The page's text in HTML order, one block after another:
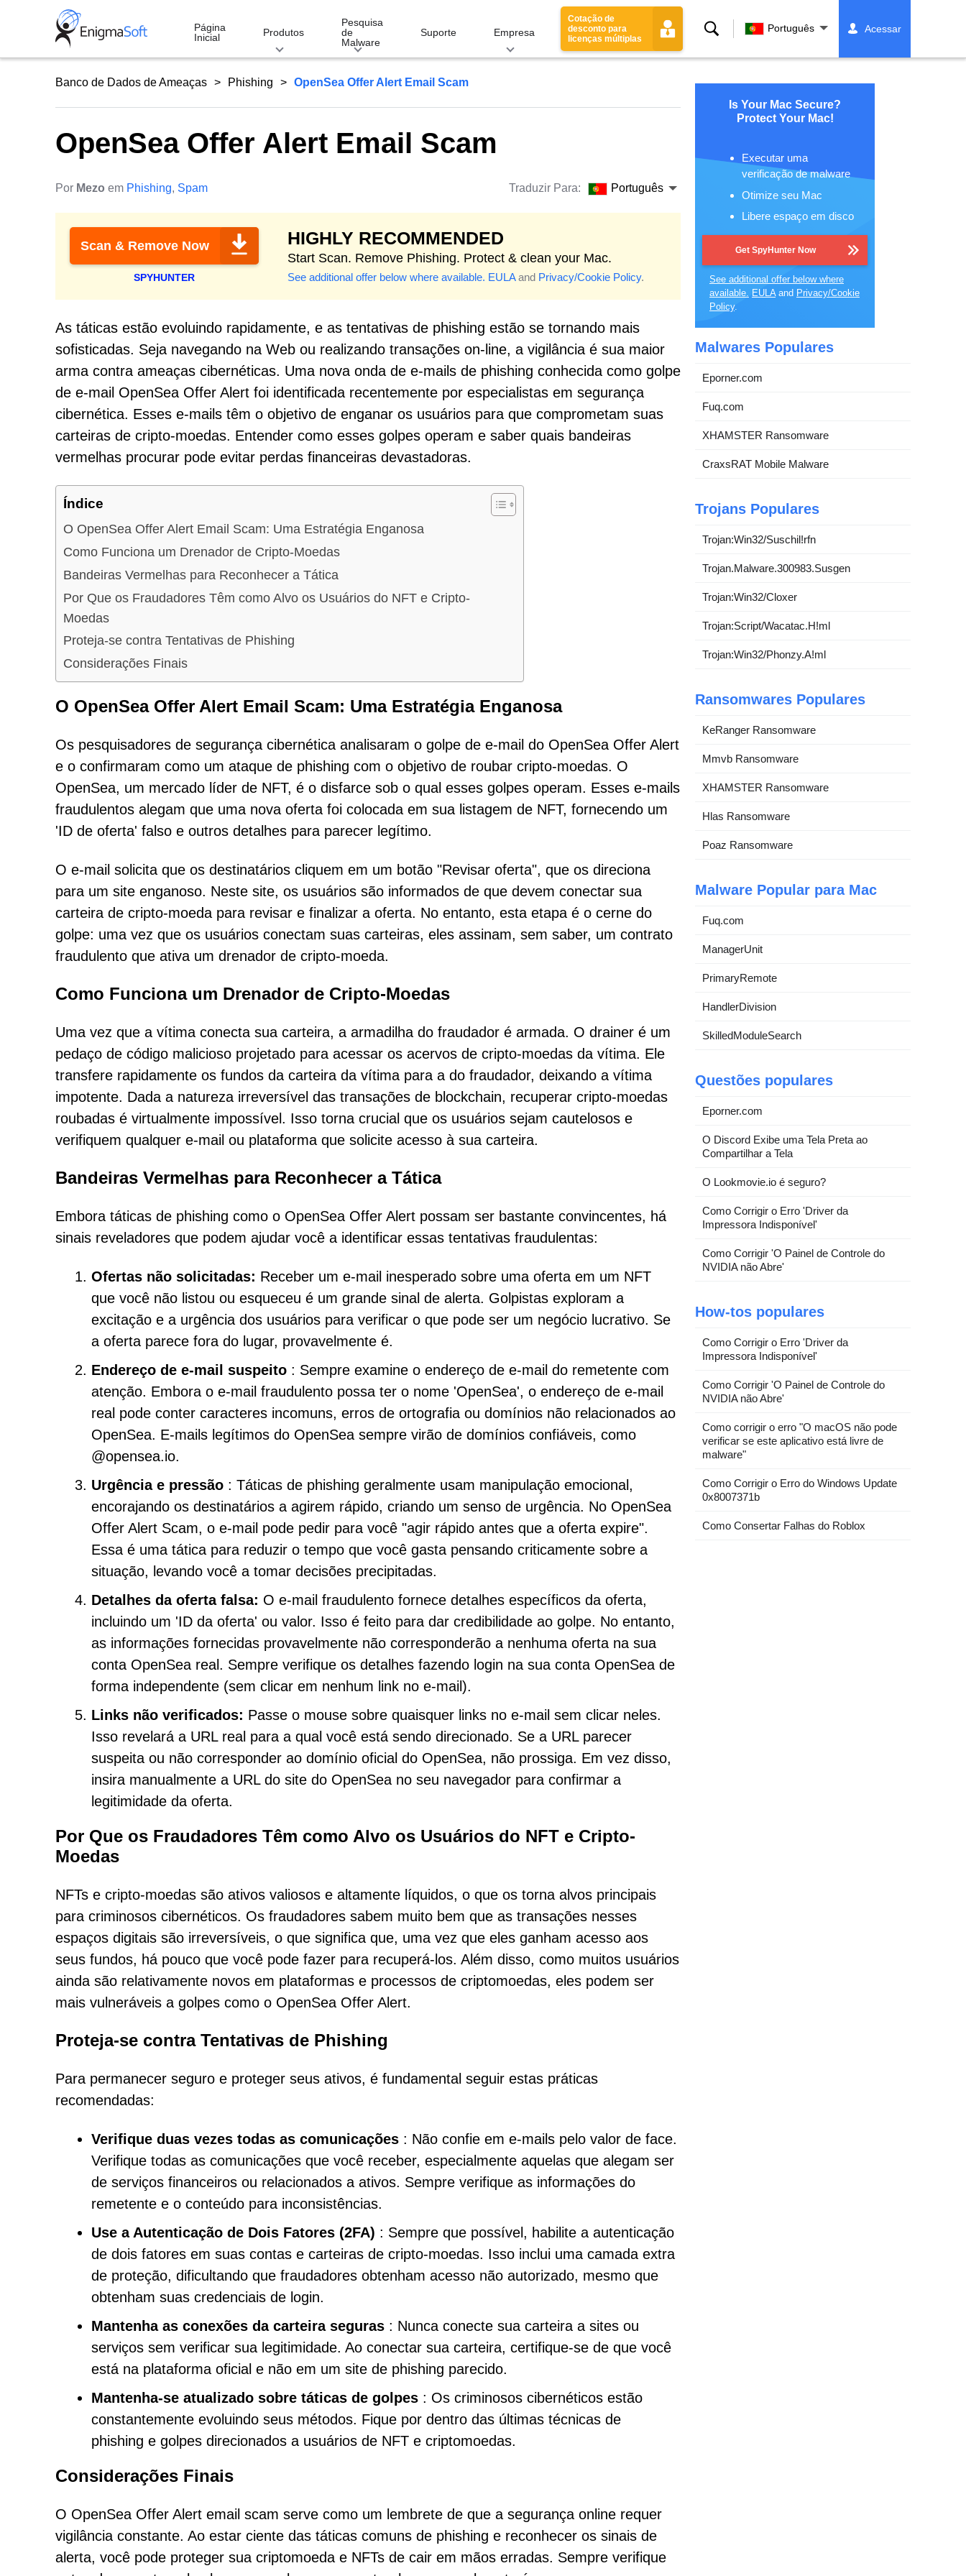
Página
Inicial
Produtos
Pesquisa
de
Malware
Suporte Empresa
Cotação de
desconto para
licenças múltiplas
Buscar Português Acessar
Banco de Dados de Ameaças Phishing OpenSea Offer Alert Email Scam
OpenSea Offer Alert Email Scam
Por Mezo em Phishing, Spam Traduzir Para: Português
Scan & Remove Now
SPYHUNTER
HIGHLY RECOMMENDED
Start Scan. Remove Phishing. Protect & clean your Mac.
See additional offer below where available. EULAand Privacy/Cookie Policy.
As táticas estão evoluindo rapidamente, e as tentativas de phishing estão se tornando mais
sofisticadas. Seja navegando na Web ou realizando transações on-line, a vigilância é sua maior
arma contra ameaças cibernéticas. Uma nova onda de e-mails de phishing conhecida como golpe
de e-mail OpenSea Offer Alert foi identificada recentemente por especialistas em segurança
cibernética. Esses e-mails têm o objetivo de enganar os usuários para que comprometam suas
carteiras de cripto-moedas. Entender como esses golpes operam e saber quais bandeiras
vermelhas procurar pode evitar perdas financeiras devastadoras.
Índice
O OpenSea Offer Alert Email Scam: Uma Estratégia Enganosa
Como Funciona um Drenador de Cripto-Moedas
Bandeiras Vermelhas para Reconhecer a Tática
Por Que os Fraudadores Têm como Alvo os Usuários do NFT e Cripto-
Moedas
Proteja-se contra Tentativas de Phishing
Considerações Finais
O OpenSea Offer Alert Email Scam: Uma Estratégia Enganosa
Os pesquisadores de segurança cibernética analisaram o golpe de e-mail do OpenSea Offer Alert
e o confirmaram como um ataque de phishing com o objetivo de roubar cripto-moedas. O
OpenSea, um mercado líder de NFT, é o disfarce sob o qual esses golpes operam. Esses e-mails
fraudulentos alegam que uma nova oferta foi colocada em sua listagem de NFT, fornecendo um
'ID de oferta' falso e outros detalhes para parecer legítimo.
O e-mail solicita que os destinatários cliquem em um botão "Revisar oferta", que os direciona
para um site enganoso. Neste site, os usuários são informados de que devem conectar sua
carteira de cripto-moeda para revisar e finalizar a oferta. No entanto, esta etapa é o cerne do
golpe: uma vez que os usuários conectam suas carteiras, eles assinam, sem saber, um contrato
fraudulento que ativa um drenador de cripto-moeda.
Como Funciona um Drenador de Cripto-Moedas
Uma vez que a vítima conecta sua carteira, a armadilha do fraudador é armada. O drainer é um
pedaço de código malicioso projetado para acessar os acervos de cripto-moedas da vítima. Ele
transfere rapidamente os fundos da carteira da vítima para a do fraudador, deixando a vítima
impotente. Dada a natureza irreversível das transações de blockchain, recuperar cripto-moedas
roubadas é virtualmente impossível. Isso torna crucial que os usuários sejam cautelosos e
verifiquem qualquer e-mail ou plataforma que solicite acesso à sua carteira.
Bandeiras Vermelhas para Reconhecer a Tática
Embora táticas de phishing como o OpenSea Offer Alert possam ser bastante convincentes, há
sinais reveladores que podem ajudar você a identificar essas tentativas fraudulentas:
Ofertas não solicitadas: Receber um e-mail inesperado sobre uma oferta em um NFT
que você não listou ou esqueceu é um grande sinal de alerta. Golpistas exploram a
excitação e a urgência dos usuários para verificar o que pode ser um negócio lucrativo. Se
a oferta parece fora do lugar, provavelmente é.
Endereço de e-mail suspeito : Sempre examine o endereço de e-mail do remetente com
atenção. Embora o e-mail fraudulento possa ter o nome 'OpenSea', o endereço de e-mail
real pode conter caracteres incomuns, erros de ortografia ou domínios não relacionados ao
OpenSea. E-mails legítimos do OpenSea sempre virão de domínios confiáveis, como
@opensea.io.
Urgência e pressão : Táticas de phishing geralmente usam manipulação emocional,
encorajando os destinatários a agirem rápido, criando um senso de urgência. No OpenSea
Offer Alert Scam, o e-mail pode pedir para você "agir rápido antes que a oferta expire".
Essa é uma tática para reduzir o tempo que você gasta pensando criticamente sobre a
situação, levando você a tomar decisões precipitadas.
Detalhes da oferta falsa: O e-mail fraudulento fornece detalhes específicos da oferta,
incluindo um 'ID da oferta' ou valor. Isso é feito para dar credibilidade ao golpe. No entanto,
as informações fornecidas provavelmente não corresponderão a nenhuma oferta na sua
conta OpenSea real. Sempre verifique os detalhes fazendo login na sua conta OpenSea de
forma independente (sem clicar em nenhum link no e-mail).
Links não verificados: Passe o mouse sobre quaisquer links no e-mail sem clicar neles.
Isso revelará a URL real para a qual você está sendo direcionado. Se a URL parecer
suspeita ou não corresponder ao domínio oficial do OpenSea, não prossiga. Em vez disso,
insira manualmente a URL do site do OpenSea no seu navegador para confirmar a
legitimidade da oferta.
Por Que os Fraudadores Têm como Alvo os Usuários do NFT e Cripto-
Moedas
NFTs e cripto-moedas são ativos valiosos e altamente líquidos, o que os torna alvos principais
para criminosos cibernéticos. Os fraudadores sabem muito bem que as transações nesses
espaços digitais são irreversíveis, o que significa que, uma vez que eles ganham acesso aos
seus fundos, há pouco que você pode fazer para recuperá-los. Além disso, como muitos usuários
ainda são relativamente novos em plataformas e processos de criptomoedas, eles podem ser
mais vulneráveis a golpes como o OpenSea Offer Alert.
Proteja-se contra Tentativas de Phishing
Para permanecer seguro e proteger seus ativos, é fundamental seguir estas práticas
recomendadas:
Verifique duas vezes todas as comunicações : Não confie em e-mails pelo valor de face.
Verifique todas as comunicações que você receber, especialmente aquelas que alegam ser
de serviços financeiros ou relacionados a ativos. Sempre verifique as informações do
remetente e o conteúdo para inconsistências.
Use a Autenticação de Dois Fatores (2FA) : Sempre que possível, habilite a autenticação
de dois fatores em suas contas e carteiras de cripto-moedas. Isso inclui uma camada extra
de proteção, dificultando que fraudadores obtenham acesso não autorizado, mesmo que
obtenham suas credenciais de login.
Mantenha as conexões da carteira seguras : Nunca conecte sua carteira a sites ou
serviços sem verificar sua legitimidade. Ao conectar sua carteira, certifique-se de que você
está na plataforma oficial e não em um site de phishing parecido.
Mantenha-se atualizado sobre táticas de golpes : Os criminosos cibernéticos estão
constantemente evoluindo seus métodos. Fique por dentro das últimas técnicas de
phishing e golpes direcionados a usuários de NFT e criptomoedas.
Considerações Finais
O OpenSea Offer Alert email scam serve como um lembrete de que a segurança online requer
vigilância constante. Ao estar ciente das táticas comuns de phishing e reconhecer os sinais de
alerta, você pode proteger sua criptomoeda e NFTs de cair em mãos erradas. Sempre verifique
Is Your Mac Secure?
Protect Your Mac!
Executar uma
verificação de malware
Otimize seu Mac
Libere espaço em disco
Get SpyHunter Now
See additional offer below where
available. EULAand Privacy/Cookie
Policy.
Malwares Populares
Eporner.com
Fuq.com
XHAMSTER Ransomware
CraxsRAT Mobile Malware
Trojans Populares
Trojan:Win32/Suschil!rfn
Trojan.Malware.300983.Susgen
Trojan:Win32/Cloxer
Trojan:Script/Wacatac.H!ml
Trojan:Win32/Phonzy.A!ml
Ransomwares Populares
KeRanger Ransomware
Mmvb Ransomware
XHAMSTER Ransomware
Hlas Ransomware
Poaz Ransomware
Malware Popular para Mac
Fuq.com
ManagerUnit
PrimaryRemote
HandlerDivision
SkilledModuleSearch
Questões populares
Eporner.com
O Discord Exibe uma Tela Preta ao
Compartilhar a Tela
O Lookmovie.io é seguro?
Como Corrigir o Erro 'Driver da
Impressora Indisponível'
Como Corrigir 'O Painel de Controle do
NVIDIA não Abre'
How-tos populares
Como Corrigir o Erro 'Driver da
Impressora Indisponível'
Como Corrigir 'O Painel de Controle do
NVIDIA não Abre'
Como corrigir o erro "O macOS não pode
verificar se este aplicativo está livre de
malware"
Como Corrigir o Erro do Windows Update
0x8007371b
Como Consertar Falhas do Roblox